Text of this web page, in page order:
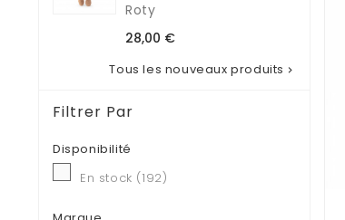
Roty
28,00 €Prix
Tous les nouveaux produits 
Filtrer Par
Disponibilité
En stock (192)